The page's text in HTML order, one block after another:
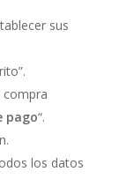
sus
compra
pago“.
los datos